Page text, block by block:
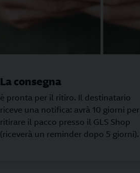
La consegna
è pronta per il ritiro. Il destinatario
riceve una notifica: avrà 10 giorni per
ritirare il pacco presso il GLS Shop
(riceverà un reminder dopo 5 giorni).